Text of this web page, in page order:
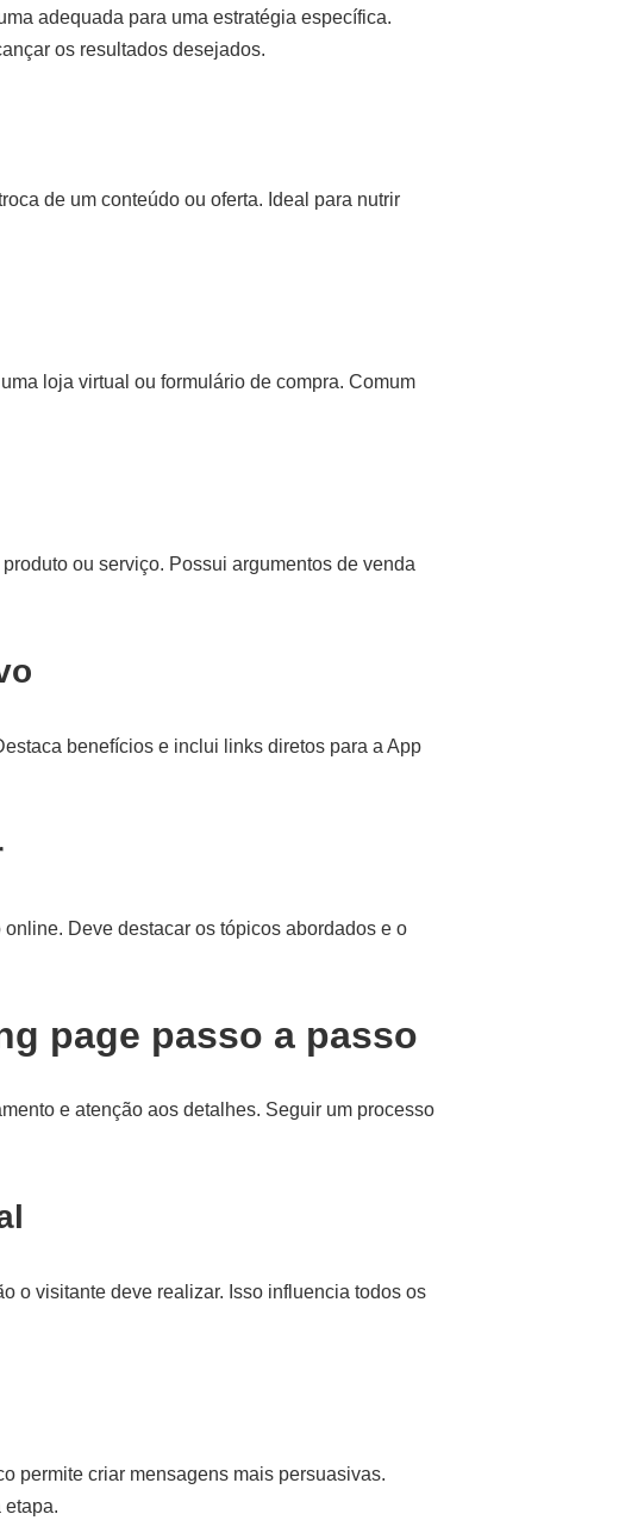
adequada para uma estratégia específica.
os resultados desejados.
de um conteúdo ou oferta. Ideal para nutrir
loja virtual ou formulário de compra. Comum
ou serviço. Possui argumentos de venda
benefícios e inclui links diretos para a App
Deve destacar os tópicos abordados e o
page passo a passo
e atenção aos detalhes. Seguir um processo
o visitante deve realizar. Isso influencia todos os
permite criar mensagens mais persuasivas.
etapa.